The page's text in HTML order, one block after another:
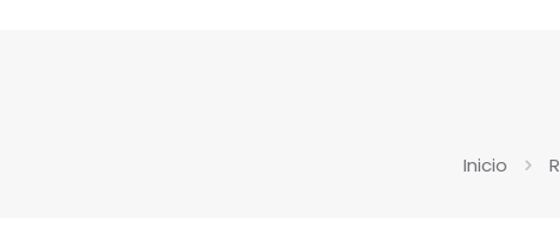
Inicio